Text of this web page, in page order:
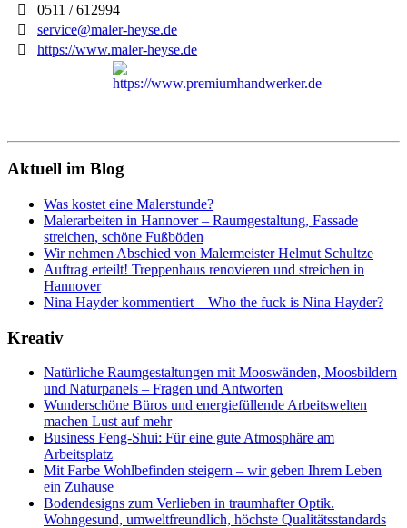
0511 / 612994
service@maler-heyse.de
https://www.maler-heyse.de
Aktuell im Blog
Was kostet eine Malerstunde?
Malerarbeiten in Hannover – Raumgestaltung, Fassade
streichen, schöne Fußböden
Wir nehmen Abschied von Malermeister Helmut Schultze
Auftrag erteilt! Treppenhaus renovieren und streichen in
Hannover
Nina Hayder kommentiert – Who the fuck is Nina Hayder?
Kreativ
Natürliche Raumgestaltungen mit Mooswänden, Moosbildern
und Naturpanels – Fragen und Antworten
Wunderschöne Büros und energiefüllende Arbeitswelten
machen Lust auf mehr
Business Feng-Shui: Für eine gute Atmosphäre am
Arbeitsplatz
Mit Farbe Wohlbefinden steigern – wir geben Ihrem Leben
ein Zuhause
Bodendesigns zum Verlieben in traumhafter Optik.
Wohngesund, umweltfreundlich, höchste Qualitätsstandards